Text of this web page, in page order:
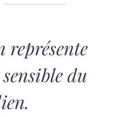
représente
du